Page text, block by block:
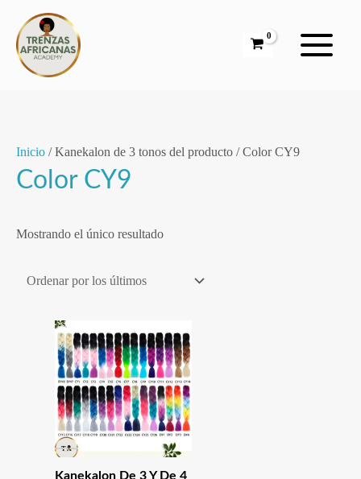
contenido
Inicio / Kanekalon de 3 tonos del producto / Color CY9
Color CY9
Mostrando el único resultado
Kanekalon De 3 Y De 4